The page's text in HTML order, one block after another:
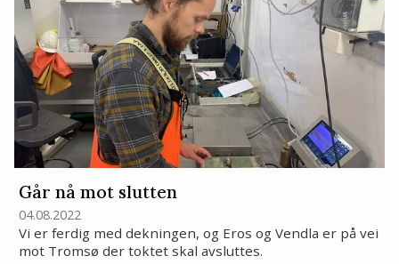
Går nå mot slutten
04.08.2022
Vi er ferdig med dekningen, og Eros og Vendla er på vei
mot Tromsø der toktet skal avsluttes.